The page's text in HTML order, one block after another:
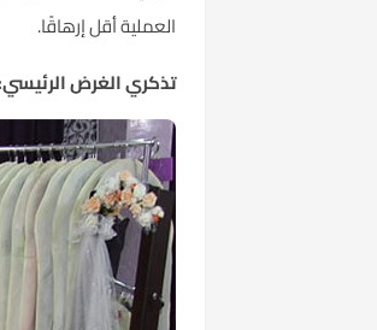
العملية أقل إرهاقًا.
تذكري الغرض